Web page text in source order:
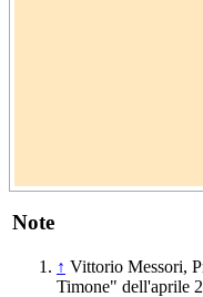
Note
↑ Vittorio Messori,
Timone" dell'aprile